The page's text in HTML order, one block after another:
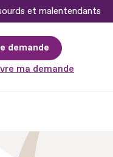
et malentendants
demande
ma demande